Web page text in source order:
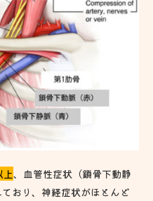
、血管性症状（鎖骨下動静
おり、神経症状がほとんど